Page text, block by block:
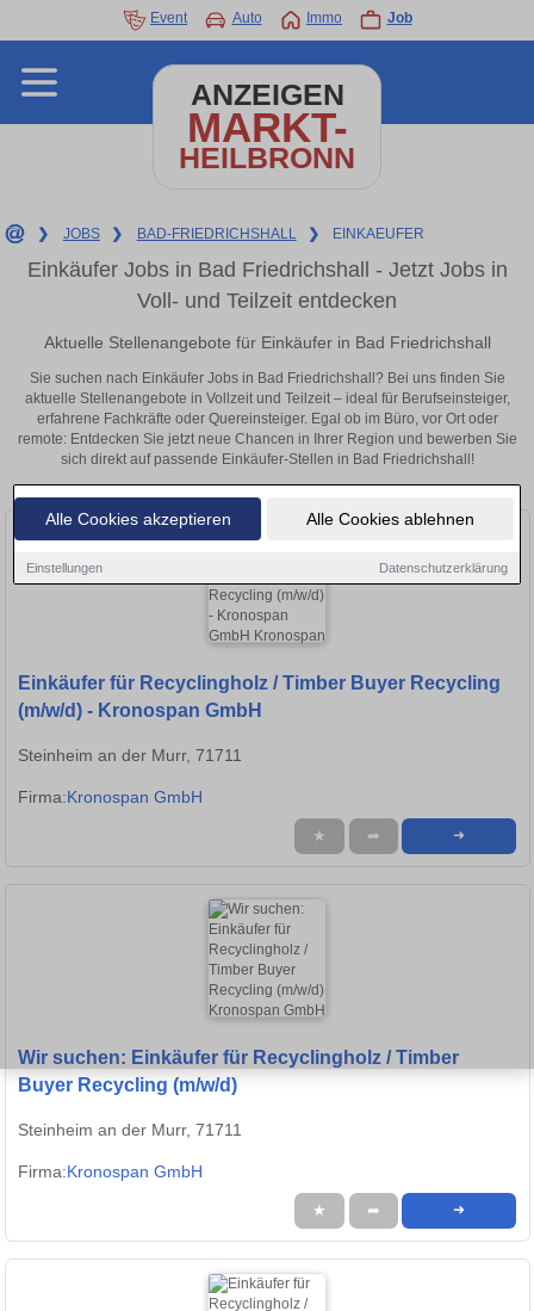
Alle Cookies akzeptieren Alle Cookies ablehnen
Einstellungen Datenschutzerklärung
Event Auto Immo Job
ANZEIGEN
MARKT-
HEILBRONN
❯ JOBS ❯ BAD-FRIEDRICHSHALL ❯ EINKAEUFER
Einkäufer Jobs in Bad Friedrichshall - Jetzt Jobs in
Voll- und Teilzeit entdecken
Aktuelle Stellenangebote für Einkäufer in Bad Friedrichshall
Sie suchen nach Einkäufer Jobs in Bad Friedrichshall? Bei uns finden Sie
aktuelle Stellenangebote in Vollzeit und Teilzeit – ideal für Berufseinsteiger,
erfahrene Fachkräfte oder Quereinsteiger. Egal ob im Büro, vor Ort oder
remote: Entdecken Sie jetzt neue Chancen in Ihrer Region und bewerben Sie
sich direkt auf passende Einkäufer-Stellen in Bad Friedrichshall!
Einkäufer für Recyclingholz / Timber Buyer Recycling
(m/w/d) - Kronospan GmbH
Steinheim an der Murr, 71711
Firma:Kronospan GmbH
★ ➦ ➜
Wir suchen: Einkäufer für Recyclingholz / Timber
Buyer Recycling (m/w/d)
Steinheim an der Murr, 71711
Firma:Kronospan GmbH
★ ➦ ➜